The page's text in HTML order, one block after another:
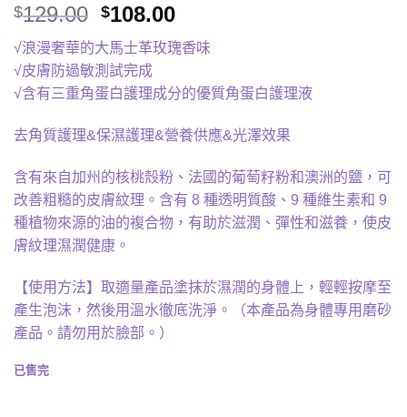
$129.00 Original
price
was:
$129.00.
$108.00Current
price
is:
$108.00.
√浪漫奢華的大馬士革玫瑰香味
√皮膚防過敏測試完成
√含有三重角蛋白護理成分的優質角蛋白護理液
去角質護理&保濕護理&營養供應&光澤效果
含有來自加州的核桃殼粉、法國的葡萄籽粉和澳洲的鹽，可
改善粗糙的皮膚紋理。含有 8 種透明質酸、9 種維生素和 9
種植物來源的油的複合物，有助於滋潤、彈性和滋養，使皮
膚紋理濕潤健康。
【使用方法】取適量產品塗抹於濕潤的身體上，輕輕按摩至
產生泡沫，然後用溫水徹底洗淨。（本產品為身體專用磨砂
產品。請勿用於臉部。）
已售完